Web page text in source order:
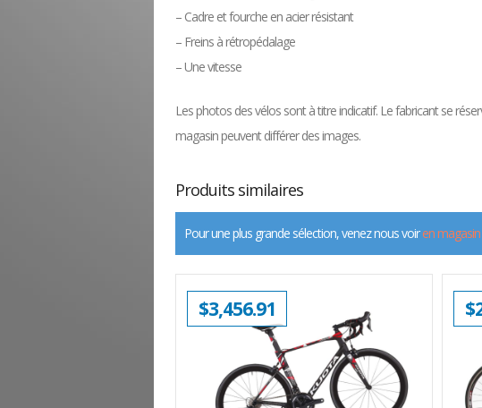
– Cadre et fourche en acier résistant
– Freins à rétropédalage
– Une vitesse
Les photos des vélos sont à titre indicatif. Le fabricant se
magasin peuvent différer des images.
Produits similaires
Pour une plus grande sélection, venez nous voiren magasin
$3,456.91 $